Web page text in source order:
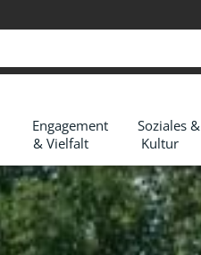
Engagement
& Vielfalt
Soziales &
Kultur